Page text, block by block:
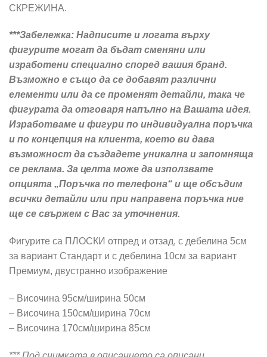
СКРЕЖИНА.
***Забележка: Надписите и логата върху
фигурите могат да бъдат сменяни или
изработени специално според вашия бранд.
Възможно е също да се добавят различни
елементи или да се променят детайли, така че
фигурата да отговаря напълно на Вашата идея.
Изработваме и фигури по индивидуална поръчка
и по концепция на клиента, което ви дава
възможност да създадете уникална и запомняща
се реклама. За целта може да използвате
опцията „Поръчка по телефона“ и ще обсъдим
всички детайли или при направена поръчка ние
ще се свържем с Вас за уточнения.
Фигурите са ПЛОСКИ отпред и отзад, с дебелина 5см
за вариант Стандарт и с дебелина 10см за вариант
Премиум, двустранно изображение
– Височина 95см/ширина 50см
– Височина 150см/ширина 70см
– Височина 170см/ширина 85см